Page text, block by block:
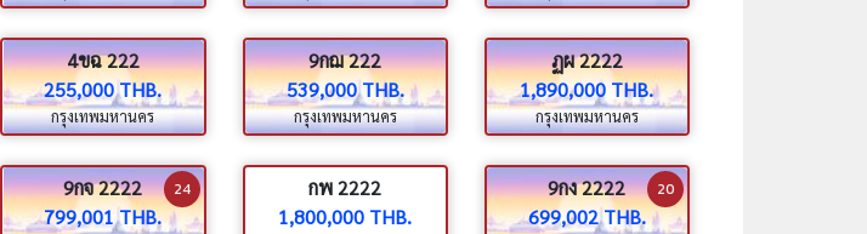
4ขฉ 222
255,000 THB.
กรุงเทพมหานคร
9กฌ 222
539,000 THB.
กรุงเทพมหานคร
ฏผ 2222
1,890,000 THB.
กรุงเทพมหานคร
9กจ 2222
799,001 THB.
24
กพ 2222
1,800,000 THB.
9กง 2222
699,002 THB.
20